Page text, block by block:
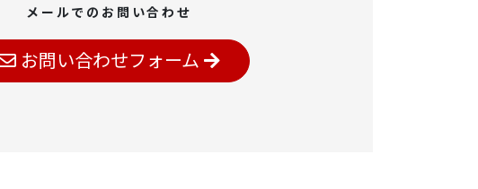
メールでのお問い合わせ
お問い合わせフォーム